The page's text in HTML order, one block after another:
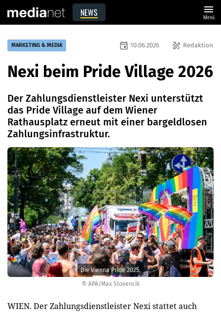
NEWS menu
Menü
© APA/Max Slovencik
Die Vienna Pride 2025.
MARKETING & MEDIA draw Redaktion
event 10.06.2026
Nexi beim Pride Village 2026
Der Zahlungsdienstleister Nexi unterstützt
das Pride Village auf dem Wiener
Rathausplatz erneut mit einer bargeldlosen
Zahlungsinfrastruktur.
WIEN. Der Zahlungsdienstleister Nexi stattet auch